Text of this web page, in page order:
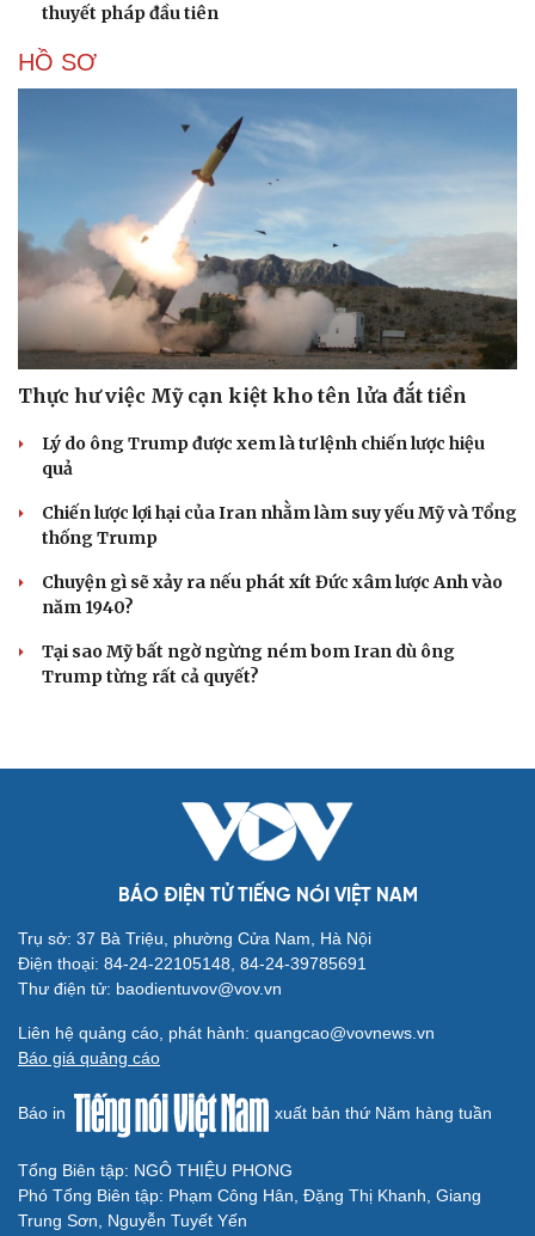
thuyết pháp đầu tiên
HỒ SƠ
Thực hư việc Mỹ cạn kiệt kho tên lửa đắt tiền
Lý do ông Trump được xem là tư lệnh chiến lược hiệu
quả
Chiến lược lợi hại của Iran nhằm làm suy yếu Mỹ và Tổng
thống Trump
Chuyện gì sẽ xảy ra nếu phát xít Đức xâm lược Anh vào
năm 1940?
Tại sao Mỹ bất ngờ ngừng ném bom Iran dù ông
Trump từng rất cả quyết?
BÁO ĐIỆN TỬ TIẾNG NÓI VIỆT NAM
Trụ sở: 37 Bà Triệu, phường Cửa Nam, Hà Nội
Điện thoại: 84-24-22105148, 84-24-39785691
Thư điện tử: baodientuvov@vov.vn
Liên hệ quảng cáo, phát hành: quangcao@vovnews.vn
Báo giá quảng cáo
Báo in xuất bản thứ Năm hàng tuần
Tổng Biên tập: NGÔ THIỆU PHONG
Phó Tổng Biên tập: Phạm Công Hân, Đặng Thị Khanh, Giang
Trung Sơn, Nguyễn Tuyết Yến